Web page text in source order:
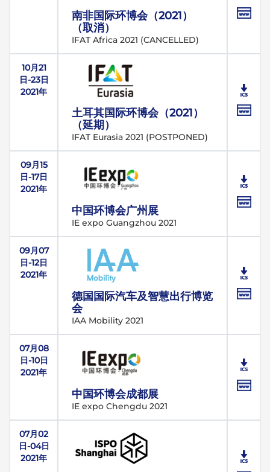
南非国际环博会（2021）
（取消）
IFAT Africa 2021 (CANCELLED)
10月21
日-23日
2021年
土耳其国际环博会（2021）
（延期）
IFAT Eurasia 2021 (POSTPONED)
09月15
日-17日
2021年
中国环博会广州展
IE expo Guangzhou 2021
09月07
日-12日
2021年
德国国际汽车及智慧出行博览
会
IAA Mobility 2021
07月08
日-10日
2021年
中国环博会成都展
IE expo Chengdu 2021
07月02
日-04日
2021年